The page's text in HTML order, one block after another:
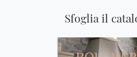
Sfoglia il